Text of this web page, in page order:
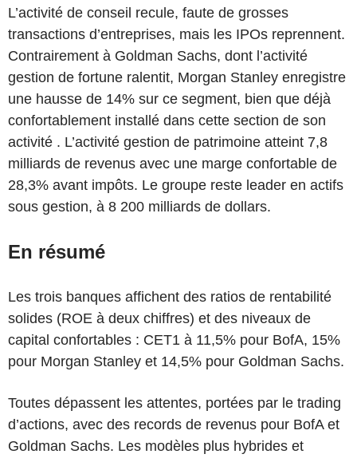
L’activité de conseil recule, faute de grosses
transactions d’entreprises, mais les IPOs reprennent.
Contrairement à Goldman Sachs, dont l’activité
gestion de fortune ralentit, Morgan Stanley enregistre
une hausse de 14% sur ce segment, bien que déjà
confortablement installé dans cette section de son
activité . L’activité gestion de patrimoine atteint 7,8
milliards de revenus avec une marge confortable de
28,3% avant impôts. Le groupe reste leader en actifs
sous gestion, à 8 200 milliards de dollars.
En résumé
Les trois banques affichent des ratios de rentabilité
solides (ROE à deux chiffres) et des niveaux de
capital confortables : CET1 à 11,5% pour BofA, 15%
pour Morgan Stanley et 14,5% pour Goldman Sachs.
Toutes dépassent les attentes, portées par le trading
d’actions, avec des records de revenus pour BofA et
Goldman Sachs. Les modèles plus hybrides et